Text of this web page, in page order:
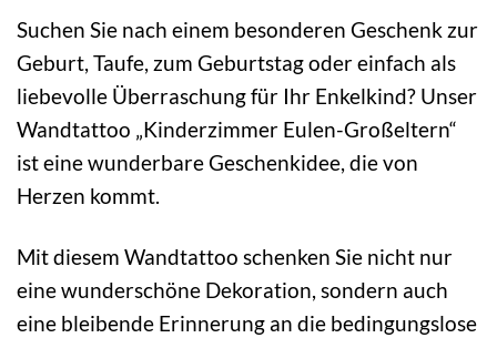
Suchen Sie nach einem besonderen Geschenk zur
Geburt, Taufe, zum Geburtstag oder einfach als
liebevolle Überraschung für Ihr Enkelkind? Unser
Wandtattoo „Kinderzimmer Eulen-Großeltern“
ist eine wunderbare Geschenkidee, die von
Herzen kommt.
Mit diesem Wandtattoo schenken Sie nicht nur
eine wunderschöne Dekoration, sondern auch
eine bleibende Erinnerung an die bedingungslose